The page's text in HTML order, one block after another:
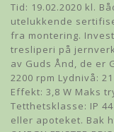
Tid: 19.02.2020 kl.
utelukkende
fra montering.
tresliperi på
av Guds Ånd, de er
2200 rpm Lydnivå:
Effekt: 3,8 W Maks
Tetthetsklasse: IP
eller apoteket. Bak